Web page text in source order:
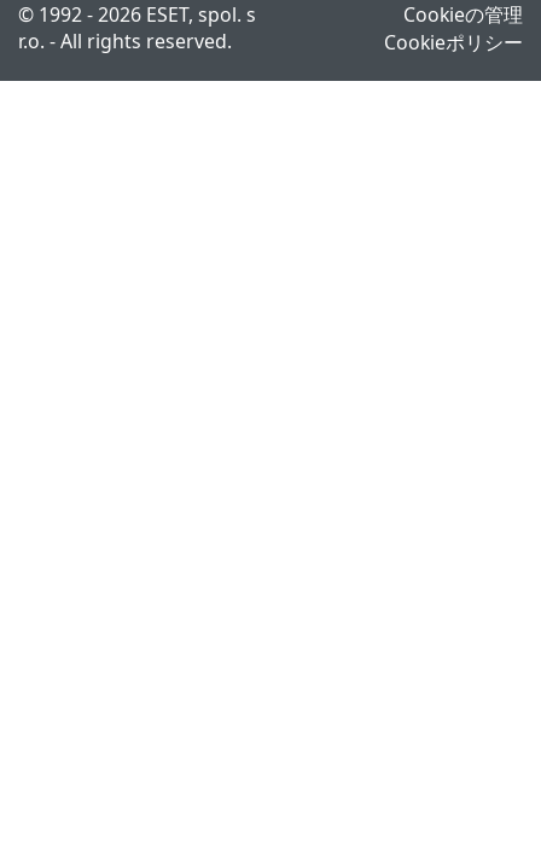
© 1992 - 2026 ESET, spol. s
r.o. - All rights reserved.
Cookieの管理
Cookieポリシー